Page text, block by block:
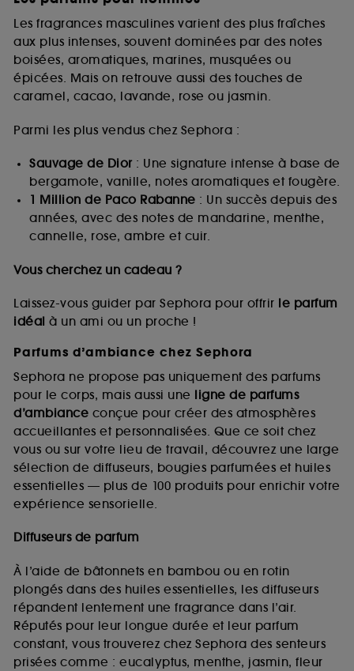
Les fragrances masculines varient des plus fraîches
aux plus intenses, souvent dominées par des notes
boisées, aromatiques, marines, musquées ou
épicées. Mais on retrouve aussi des touches de
caramel, cacao, lavande, rose ou jasmin.
Parmi les plus vendus chez Sephora :
Sauvage de Dior: Une signature intense à base de
bergamote, vanille, notes aromatiques et fougère.
1 Million de Paco Rabanne : Un succès depuis des
années, avec des notes de mandarine, menthe,
cannelle, rose, ambre et cuir.
Vous cherchez un cadeau ?
Laissez-vous guider par Sephora pour offrir le parfum
idéal à un ami ou un proche !
Parfums d’ambiance chez Sephora
Sephora ne propose pas uniquement des parfums
pour le corps, mais aussi une ligne de parfums
d’ambiance conçue pour créer des atmosphères
accueillantes et personnalisées. Que ce soit chez
vous ou sur votre lieu de travail, découvrez une large
sélection de diffuseurs, bougies parfumées et huiles
essentielles — plus de 100 produits pour enrichir votre
expérience sensorielle.
Diffuseurs de parfum
À l’aide de bâtonnets en bambou ou en rotin
plongés dans des huiles essentielles, les diffuseurs
répandent lentement une fragrance dans l’air.
Réputés pour leur longue durée et leur parfum
constant, vous trouverez chez Sephora des senteurs
prisées comme : eucalyptus, menthe, jasmin, fleur